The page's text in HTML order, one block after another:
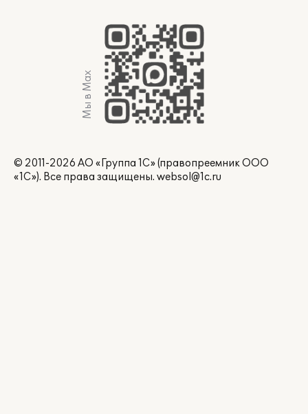
Мы в Max
© 2011-2026 АО «Группа 1С» (правопреемник ООО
«1С»). Все права защищены. websol@1c.ru